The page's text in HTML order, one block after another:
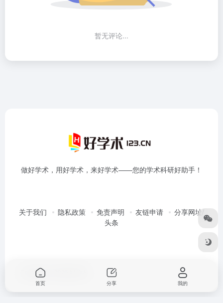
暂无评论...
做好学术，用好学术，来好学术——您的学术科研好助手！
关于我们 隐私政策 免责声明 友链申请
分享网址/
头条
Copyright © 2026
首页 分享 我的